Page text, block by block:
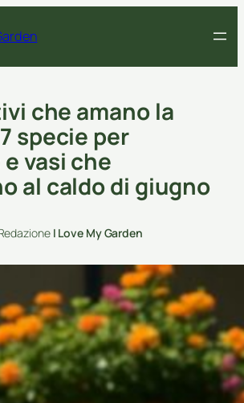
che amano la
specie per
vasi che
al caldo di giugno
I Love My Garden